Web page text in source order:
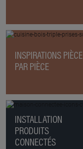
INSPIRATIONS PIÈCE
PAR PIÈCE
INSTALLATION
PRODUITS
CONNECTÉS